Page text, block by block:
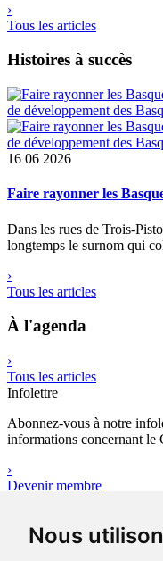
Nous
›
Tous les articles
Histoires à succès
16 06 2026
Faire rayonner les
Dans les rues de Trois-
longtemps le surnom qui
›
Tous les articles
À l'agenda
›
Tous les articles
Infolettre
Abonnez-vous à notre
informations concernant le
›
Devenir membre
Avez-vous votre plan
Le plan d’affaires réunit